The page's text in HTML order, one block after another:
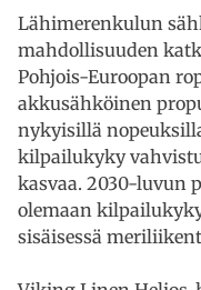
Lähimerenkulun
mahdollisuuden
Pohjois-Euroopan
akkusähköinen
nykyisillä
kilpailukyky
kasvaa. 2030-luvun
olemaan
sisäisessä